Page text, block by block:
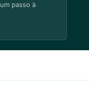
passo à